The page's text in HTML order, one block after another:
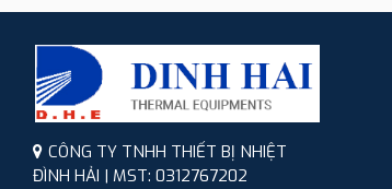
CÔNG TY TNHH THIẾT BỊ NHIỆT
ĐÌNH HẢI | MST: 0312767202